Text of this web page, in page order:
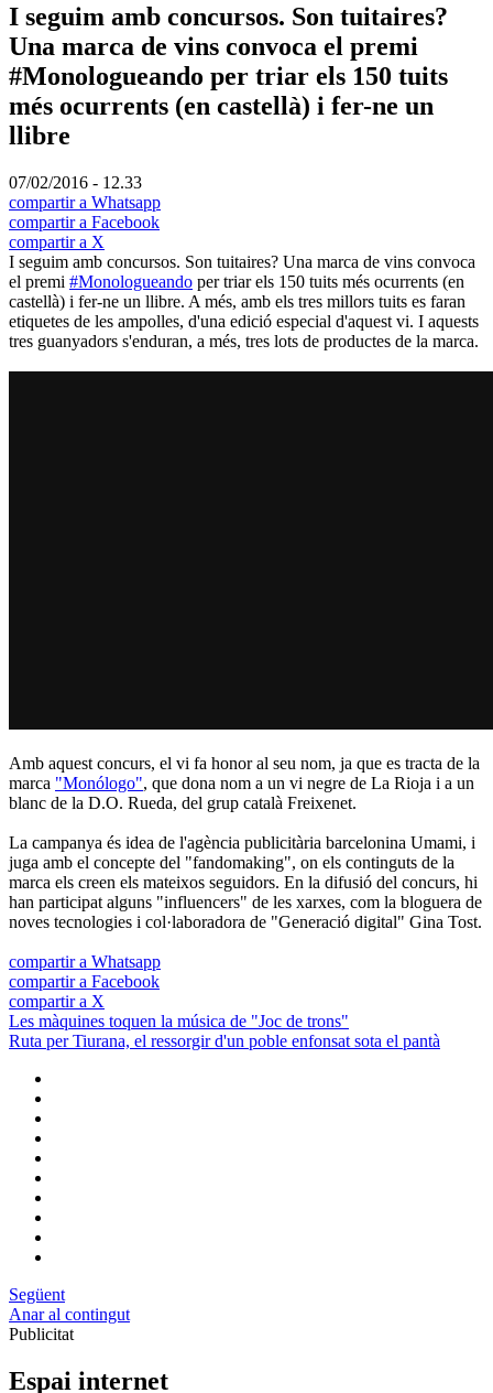
I seguim amb concursos. Son tuitaires?
Una marca de vins convoca el premi
#Monologueando per triar els 150 tuits
més ocurrents (en castellà) i fer-ne un
llibre
07/02/2016 - 12.33
compartir a Whatsapp
compartir a Facebook
compartir a X
I seguim amb concursos. Son tuitaires? Una marca de vins convoca
el premi #Monologueando per triar els 150 tuits més ocurrents (en
castellà) i fer-ne un llibre. A més, amb els tres millors tuits es faran
etiquetes de les ampolles, d'una edició especial d'aquest vi. I aquests
tres guanyadors s'enduran, a més, tres lots de productes de la marca.
Amb aquest concurs, el vi fa honor al seu nom, ja que es tracta de la
marca "Monólogo", que dona nom a un vi negre de La Rioja i a un
blanc de la D.O. Rueda, del grup català Freixenet.
La campanya és idea de l'agència publicitària barcelonina Umami, i
juga amb el concepte del "fandomaking", on els continguts de la
marca els creen els mateixos seguidors. En la difusió del concurs, hi
han participat alguns "influencers" de les xarxes, com la bloguera de
noves tecnologies i col·laboradora de "Generació digital" Gina Tost.
compartir a Whatsapp
compartir a Facebook
compartir a X
Les màquines toquen la música de "Joc de trons"
Ruta per Tiurana, el ressorgir d'un poble enfonsat sota el pantà
Següent
Anar al contingut
Publicitat
Espai internet